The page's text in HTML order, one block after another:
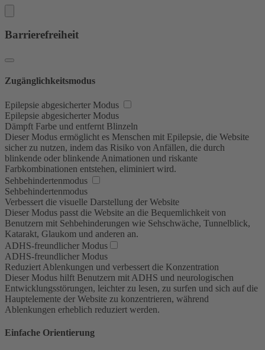
Barrierefreiheit
Zugänglichkeitsmodus
Epilepsie abgesicherter Modus
Epilepsie abgesicherter Modus
Dämpft Farbe und entfernt Blinzeln
Dieser Modus ermöglicht es Menschen mit Epilepsie, die Website
sicher zu nutzen, indem das Risiko von Anfällen, die durch
blinkende oder blinkende Animationen und riskante
Farbkombinationen entstehen, eliminiert wird.
Sehbehindertenmodus
Sehbehindertenmodus
Verbessert die visuelle Darstellung der Website
Dieser Modus passt die Website an die Bequemlichkeit von
Benutzern mit Sehbehinderungen wie Sehschwäche, Tunnelblick,
Katarakt, Glaukom und anderen an.
ADHS-freundlicher Modus
ADHS-freundlicher Modus
Reduziert Ablenkungen und verbessert die Konzentration
Dieser Modus hilft Benutzern mit ADHS und neurologischen
Entwicklungsstörungen, leichter zu lesen, zu surfen und sich auf die
Hauptelemente der Website zu konzentrieren, während
Ablenkungen erheblich reduziert werden.
Einfache Orientierung